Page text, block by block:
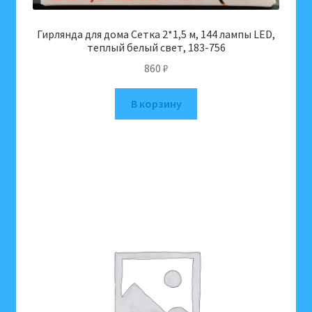
Гирлянда для дома Сетка 2*1,5 м, 144 лампы LED,
теплый белый свет, 183-756
860 ₽
В корзину